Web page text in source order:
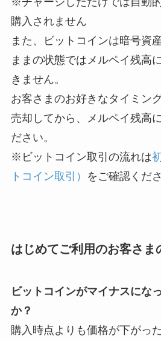
購入されません
また、ビットコインは暗号資
ままの状態ではメルペイ残高
きません。
お客さまのお好きなタイミン
売却してから、メルペイ残高
ださい。
※ビットコイン取引の流れは
トコイン取引）
をご確認くだ
はじめてご利用のお客さま
ビットコインがマイナスにな
か？
購入時点よりも価格が下がっ